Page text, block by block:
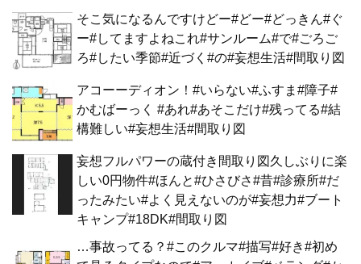
そこ気になるんですけどー#どー#どっきん#ぐ
ー#してますよねこれ#サンルーム#で#ごろご
ろ#したい季節#近づく#の#妄想生活#間取り図
アコーーディオン！#いらない#ふすま#障子#
かむばーっく #あれ#あそこだけ#残ってる#結
構難しい#妄想生活#間取り図
妄想フルパワーの蔵付き間取り図久しぶりに楽
しい0円物件#ほんと#ひさびさ#昔#診療所#だ
ったみたい#よく見えないのが#妄想力#ブート
キャンプ#18DK#間取り図
…事故ってる？#このクルマ#描写#好き#初め